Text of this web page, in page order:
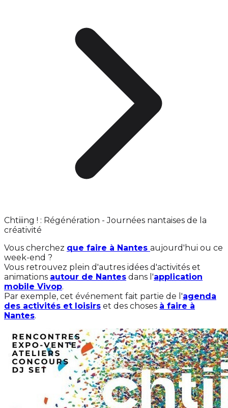
Chtiiing ! : Régénération - Journées nantaises de la
créativité
Vous cherchez que faire à Nantes aujourd'hui ou ce
week-end ?
Vous retrouvez plein d'autres idées d'activités et
animations autour de Nantes dans l'application
mobile Vivop.
Par exemple, cet événement fait partie de l'agenda
des activités et loisirs et des choses à faire à
Nantes.